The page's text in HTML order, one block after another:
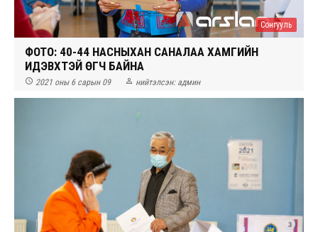
Сонгууль
ФОТО: 40-44 НАСНЫХАН САНАЛАА ХАМГИЙН
ИДЭВХТЭЙ ӨГЧ БАЙНА
 2021 оны 6 сарын 09  нийтэлсэн: админ